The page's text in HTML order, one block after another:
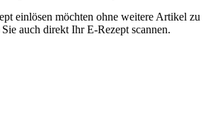
einlösen möchten ohne weitere Artikel zu
auch direkt Ihr E-Rezept scannen.